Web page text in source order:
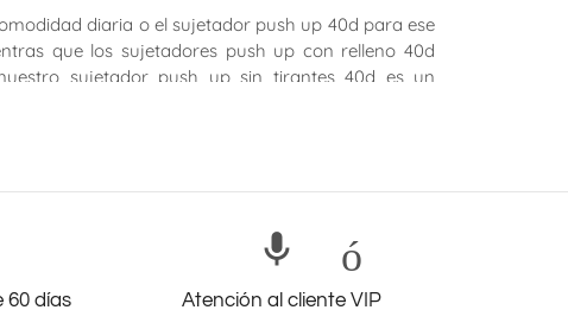
diaria o el sujetador push up 40d para ese
que los sujetadores push up con relleno 40d
sujetador push up sin tirantes 40d es un
así como los elegantes sujetadores push
40d brinda mayor soporte y elevación mientras
60 días Atención al cliente VIP